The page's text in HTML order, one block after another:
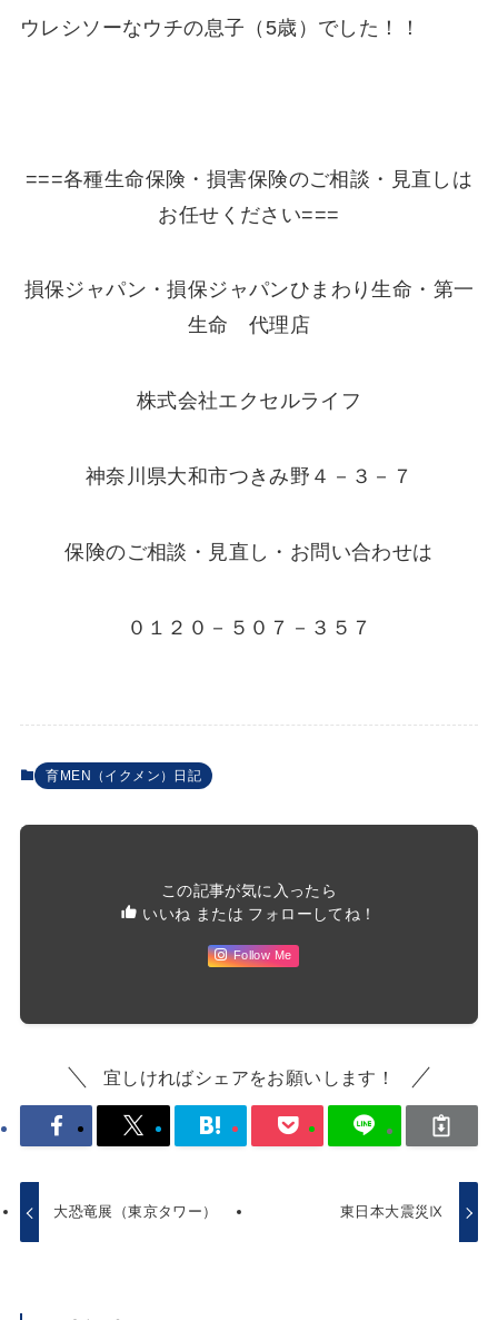
ウレシソーなウチの息子（5歳）でした！！
===各種生命保険・損害保険のご相談・見直しは
お任せください===
損保ジャパン・損保ジャパンひまわり生命・第一
生命 代理店
株式会社エクセルライフ
神奈川県大和市つきみ野４－３－７
保険のご相談・見直し・お問い合わせは
０１２０－５０７－３５７
育MEN（イクメン）日記
この記事が気に入ったら
いいね または フォローしてね！
Follow Me
宜しければシェアをお願いします！
大恐竜展（東京タワー） 東日本大震災Ⅸ